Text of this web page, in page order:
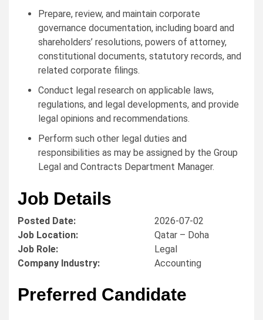
Prepare, review, and maintain corporate
governance documentation, including board and
shareholders’ resolutions, powers of attorney,
constitutional documents, statutory records, and
related corporate filings.
Conduct legal research on applicable laws,
regulations, and legal developments, and provide
legal opinions and recommendations.
Perform such other legal duties and
responsibilities as may be assigned by the Group
Legal and Contracts Department Manager.
Job Details
Posted Date:
2026-07-02
Job Location:
Qatar – Doha
Job Role:
Legal
Company Industry:
Accounting
Preferred Candidate